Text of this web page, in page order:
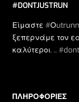
#DONTJUSTRUN
Είμαστε
ξεπερνάμε τον
καλύτεροι. ..
ΠΛΗΡΟΦΟΡΙΕΣ​